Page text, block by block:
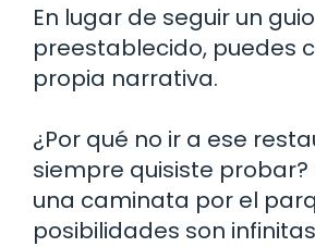
En lugar de seguir un
preestablecido, puedes
propia narrativa.
¿Por qué no ir a ese
siempre quisiste probar?
una caminata por el
posibilidades son